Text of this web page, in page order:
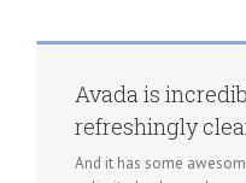
Avada is
refreshingly
And it has some